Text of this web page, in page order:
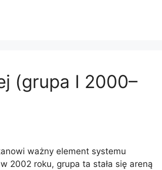
(grupa I 2000–
ważny element systemu
2002 roku, grupa ta stała się areną